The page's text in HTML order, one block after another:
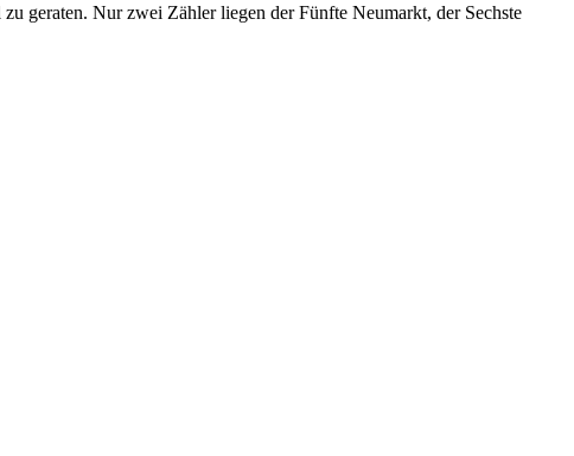
geraten. Nur zwei Zähler liegen der Fünfte Neumarkt, der Sechste